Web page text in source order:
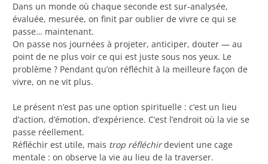
Dans un monde où chaque seconde est sur-analysée,
évaluée, mesurée, on finit par oublier de vivre ce qui se
passe… maintenant.
On passe nos journées à projeter, anticiper, douter — au
point de ne plus voir ce qui est juste sous nos yeux. Le
problème ? Pendant qu’on réfléchit à la meilleure façon de
vivre, on ne vit plus.
Le présent n’est pas une option spirituelle : c’est un lieu
d’action, d’émotion, d’expérience. C’est l’endroit où la vie se
passe réellement.
Réfléchir est utile, mais trop réfléchirdevient une cage
mentale : on observe la vie au lieu de la traverser.